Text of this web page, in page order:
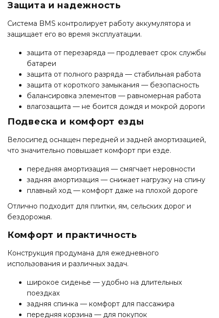
Защита и надежность
Система BMS контролирует работу аккумулятора и
защищает его во время эксплуатации.
защита от перезаряда — продлевает срок службы
батареи
защита от полного разряда — стабильная работа
защита от короткого замыкания — безопасность
балансировка элементов — равномерная работа
влагозащита — не боится дождя и мокрой дороги
Подвеска и комфорт езды
Велосипед оснащен передней и задней амортизацией,
что значительно повышает комфорт при езде.
передняя амортизация — смягчает неровности
задняя амортизация — снижает нагрузку на спину
плавный ход — комфорт даже на плохой дороге
Отлично подходит для плитки, ям, сельских дорог и
бездорожья.
Комфорт и практичность
Конструкция продумана для ежедневного
использования и различных задач.
широкое сиденье — удобно на длительных
поездках
задняя спинка — комфорт для пассажира
передняя корзина — для покупок